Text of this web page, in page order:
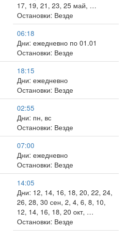
17, 19, 21, 23, 25 май, …
Остановки: Везде
06:18
Дни: ежедневно по 01.01
Остановки: Везде
18:15
Дни: ежедневно
Остановки: Везде
02:55
Дни: пн, вс
Остановки: Везде
07:00
Дни: ежедневно
Остановки: Везде
14:05
Дни: 12, 14, 16, 18, 20, 22, 24,
26, 28, 30 сен, 2, 4, 6, 8, 10,
12, 14, 16, 18, 20 окт, …
Остановки: Везде